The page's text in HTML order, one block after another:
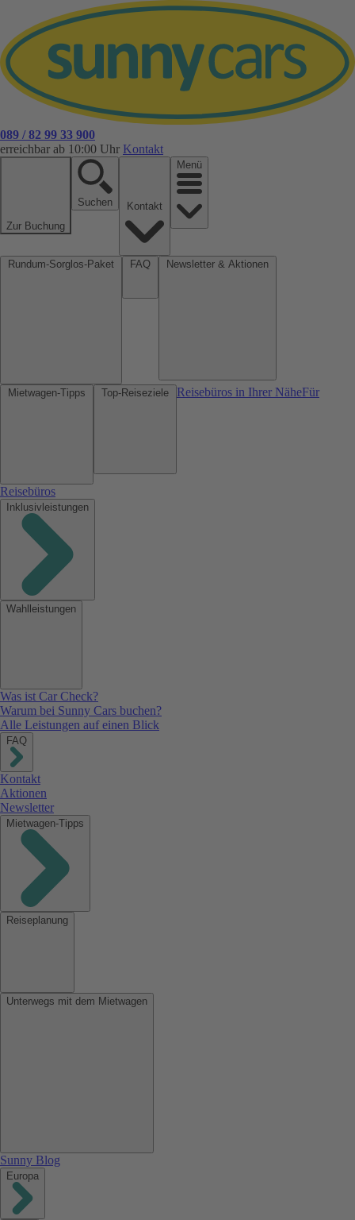
089 / 82 99 33 900
erreichbar ab 10:00 Uhr Kontakt
Zur Buchung
Suchen
Menü
Reisebüros in Ihrer NäheFür
Reisebüros
Inklusivleistungen
Wahlleistungen
Was ist Car Check?
Warum bei Sunny Cars buchen?
Alle Leistungen auf einen Blick
FAQ
Kontakt
Aktionen
Newsletter
Mietwagen-Tipps
Reiseplanung
Unterwegs mit dem Mietwagen
Sunny Blog
Europa